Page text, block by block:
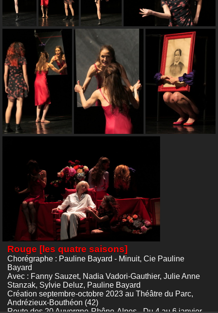
Rouge [les quatre saisons]
Chorégraphe : Pauline Bayard - Minuit, Cie Pauline
Bayard
Avec : Fanny Sauzet, Nadia Vadori-Gauthier, Julie Anne
Stanzak, Sylvie Deluz, Pauline Bayard
Création septembre-octobre 2023 au Théâtre du Parc,
Andrézieux-Bouthéon (42)
Route des 20 Auvergne-Rhône-Alpes - Du 4 au 6 janvier